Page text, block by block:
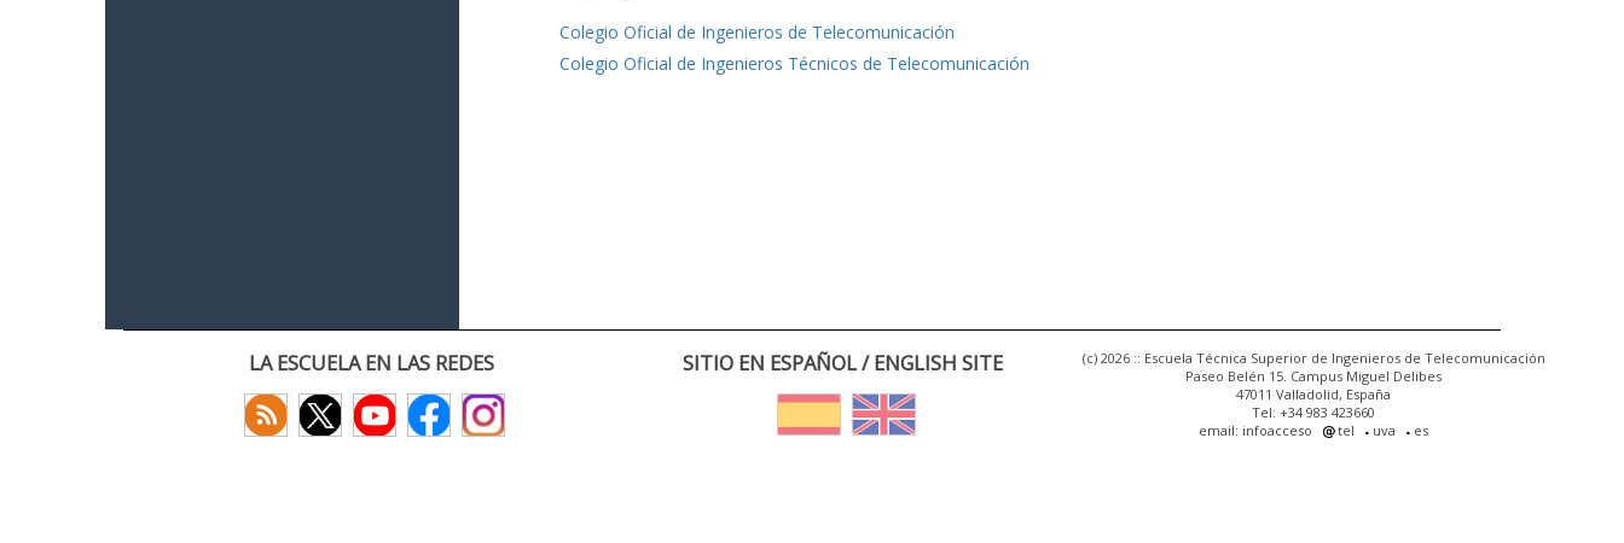
Colegio Oficial de Ingenieros de Telecomunicación
Colegio Oficial de Ingenieros Técnicos de Telecomunicación
LA ESCUELA EN LAS REDES SITIO EN ESPAÑOL / ENGLISH SITE
(c) 2026 :: Escuela Técnica Superior de Ingenieros de Telecomunicación
Paseo Belén 15. Campus Miguel Delibes
47011 Valladolid, España
Tel: +34 983 423660
email: infoacceso
tel uva es